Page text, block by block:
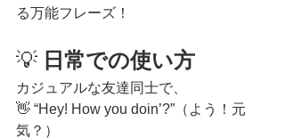
る万能フレーズ！
💡 日常での使い方
カジュアルな友達同士で、
👋 “Hey! How you doin’?”（よう！元
気？）